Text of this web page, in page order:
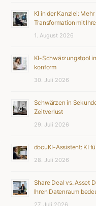
KI in der Kanzlei:
Transformation mit
1. August 2026
KI-Schwärzungstool
konform
30. Juli 2026
Schwärzen in
Zeitverlust
29. Juli 2026
docuKI-Assistent: KI
28. Juli 2026
Share Deal vs. Asset
Ihren Datenraum
27. Juli 2026